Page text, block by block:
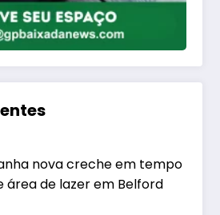
nova creche em tempo
área de lazer em Belford